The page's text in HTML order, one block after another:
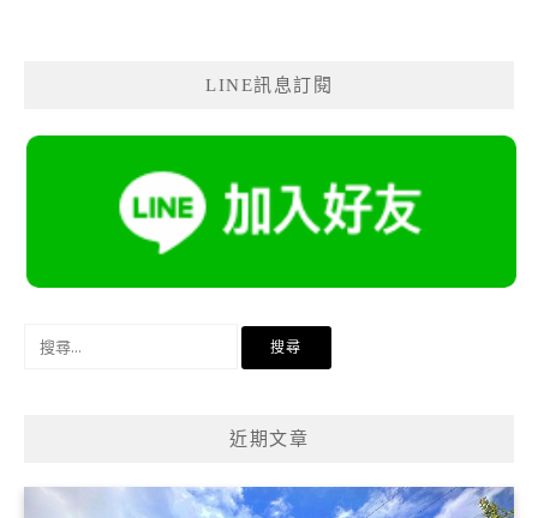
LINE訊息訂閱
近期文章